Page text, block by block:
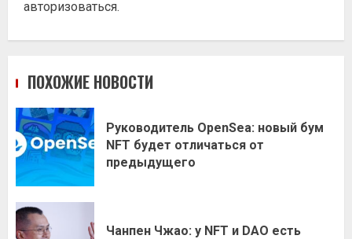
авторизоваться.
ПОХОЖИЕ НОВОСТИ
Руководитель OpenSea: новый бум
NFT будет отличаться от
предыдущего
Чанпен Чжао: у NFT и DAO есть